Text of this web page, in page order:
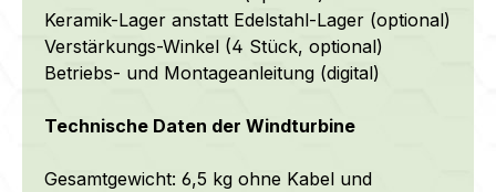
Keramik-Lager anstatt Edelstahl-Lager (optional)
Verstärkungs-Winkel (4 Stück, optional)
Betriebs- und Montageanleitung (digital)
Technische Daten der Windturbine
Gesamtgewicht: 6,5 kg ohne Kabel und